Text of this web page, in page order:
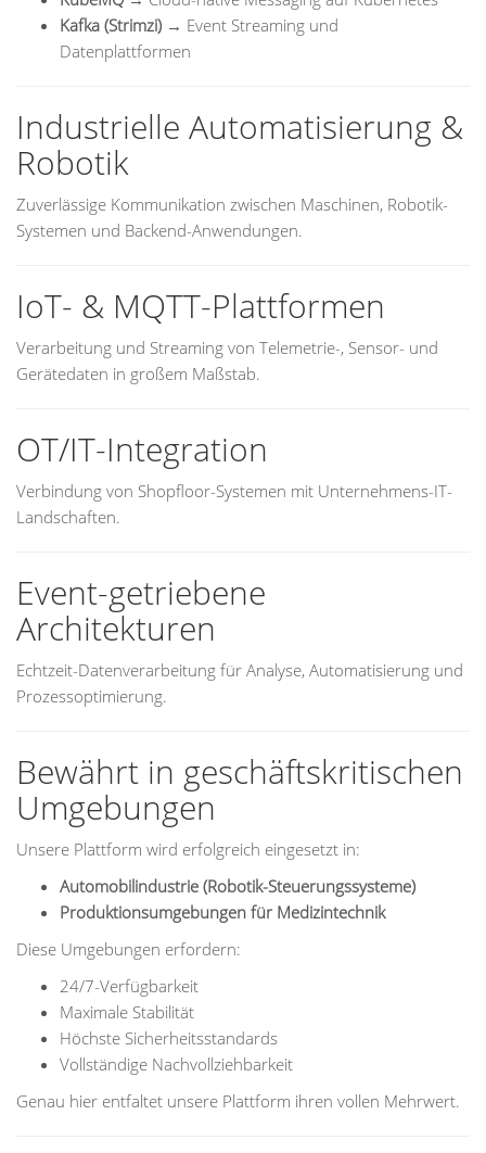
Kafka (Strimzi) → Event Streaming und
Datenplattformen
Industrielle Automatisierung &
Robotik
Zuverlässige Kommunikation zwischen Maschinen, Robotik-
Systemen und Backend-Anwendungen.
IoT- & MQTT-Plattformen
Verarbeitung und Streaming von Telemetrie-, Sensor- und
Gerätedaten in großem Maßstab.
OT/IT-Integration
Verbindung von Shopfloor-Systemen mit Unternehmens-IT-
Landschaften.
Event-getriebene
Architekturen
Echtzeit-Datenverarbeitung für Analyse, Automatisierung und
Prozessoptimierung.
Bewährt in geschäftskritischen
Umgebungen
Unsere Plattform wird erfolgreich eingesetzt in:
Automobilindustrie (Robotik-Steuerungssysteme)
Produktionsumgebungen für Medizintechnik
Diese Umgebungen erfordern:
24/7-Verfügbarkeit
Maximale Stabilität
Höchste Sicherheitsstandards
Vollständige Nachvollziehbarkeit
Genau hier entfaltet unsere Plattform ihren vollen Mehrwert.